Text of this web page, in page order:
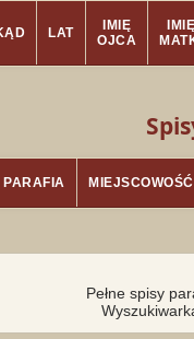
LAT
IMIĘ
OJCA
IMIĘ
PARAFIA MIEJSCOWOŚĆ
Pełne spisy